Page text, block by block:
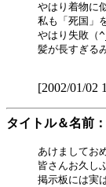
やはり着物に
私も「死国」
やはり失敗（
髪が長すぎる
[2002/01/02
タイトル＆名前：
あけましてお
皆さんお久し
掲示板には実